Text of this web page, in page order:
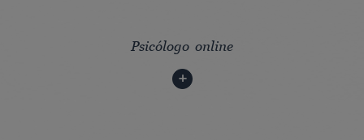
Psicólogo online